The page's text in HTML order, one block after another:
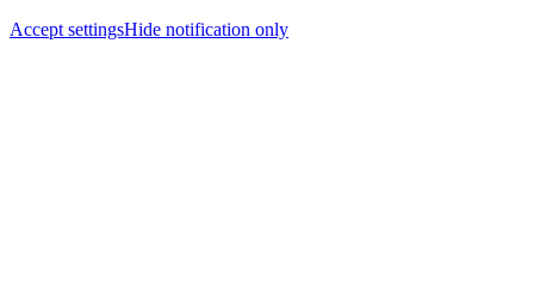
Accept settingsHide notification only